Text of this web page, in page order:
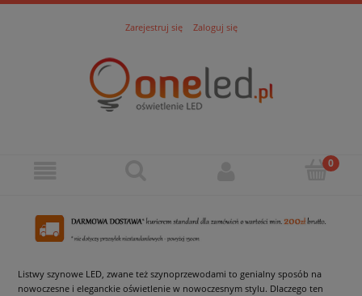
Zarejestruj się Zaloguj się
Listwy szynowe LED, zwane też szynoprzewodami to genialny sposób na
nowoczesne i eleganckie oświetlenie w nowoczesnym stylu. Dlaczego ten